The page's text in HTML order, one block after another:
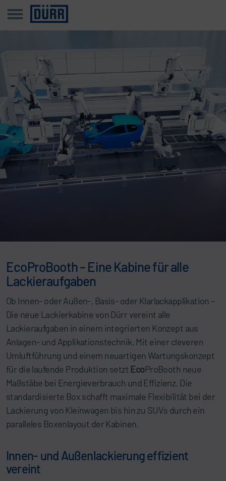
EcoProBooth – Eine Kabine für alle
Lackieraufgaben
Ob Innen- oder Außen-, Basis- oder Klarlackapplikation –
Die neue Lackierkabine von Dürr vereint alle
Lackieraufgaben in einem integrierten Konzept aus
Anlagen- und Applikationstechnik. Mit einer cleveren
Umluftführung und einem neuartigen Wartungskonzept
für die laufende Produktion setzt EcoProBooth neue
Maßstäbe bei Energieverbrauch und Effizienz. Die
standardisierte Box schafft maximale Flexibilität bei der
Lackierung von Kleinwagen bis hin zu SUVs durch ein
paralleles Boxenlayout der Kabinen.
Innen- und Außenlackierung effizient
vereint